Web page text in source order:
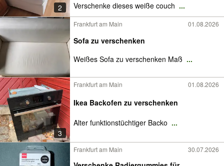
2 Verschenke dieses weiße couch ...
Frankfurt am Main 01.08.2026
Sofa zu verschenken
Weißes Sofa zu verschenken Maß ...
3
Frankfurt am Main 01.08.2026
Ikea Backofen zu verschenken
Alter funktionstüchtiger Backo ...
Frankfurt am Main 30.07.2026